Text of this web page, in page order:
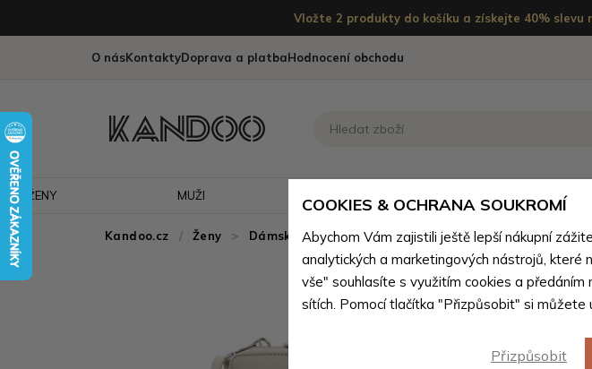
Vložte 2 produkty do košíku a získejte 40% slevu
O násKontaktyDoprava a platbaHodnocení obchodu
ŽENY MUŽI
Kandoo.cz Ženy > Dámské kabelky > Dámské kabelky podle materiálu
Novinka
COOKIES & OCHRANA SOUKROMÍ
Abychom Vám zajistili ještě lepší nákupní
analytických a marketingových nástrojů, které
vše" souhlasíte s využitím cookies a předáním
sítích. Pomocí tlačítka "Přizpůsobit" si
Přizpůsobit